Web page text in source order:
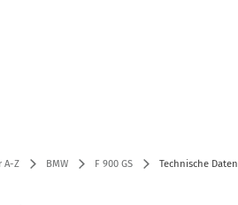
A-Z BMW F 900 GS Technische Daten